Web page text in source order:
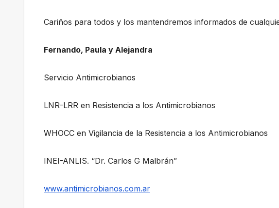
Cariños para todos y los mantendremos informados de
Fernando, Paula y Alejandra
Servicio Antimicrobianos
LNR-LRR en Resistencia a los Antimicrobianos
WHOCC en Vigilancia de la Resistencia a los Antimicrobianos
INEI-ANLIS. “Dr. Carlos G Malbrán”
www.antimicrobianos.com.ar